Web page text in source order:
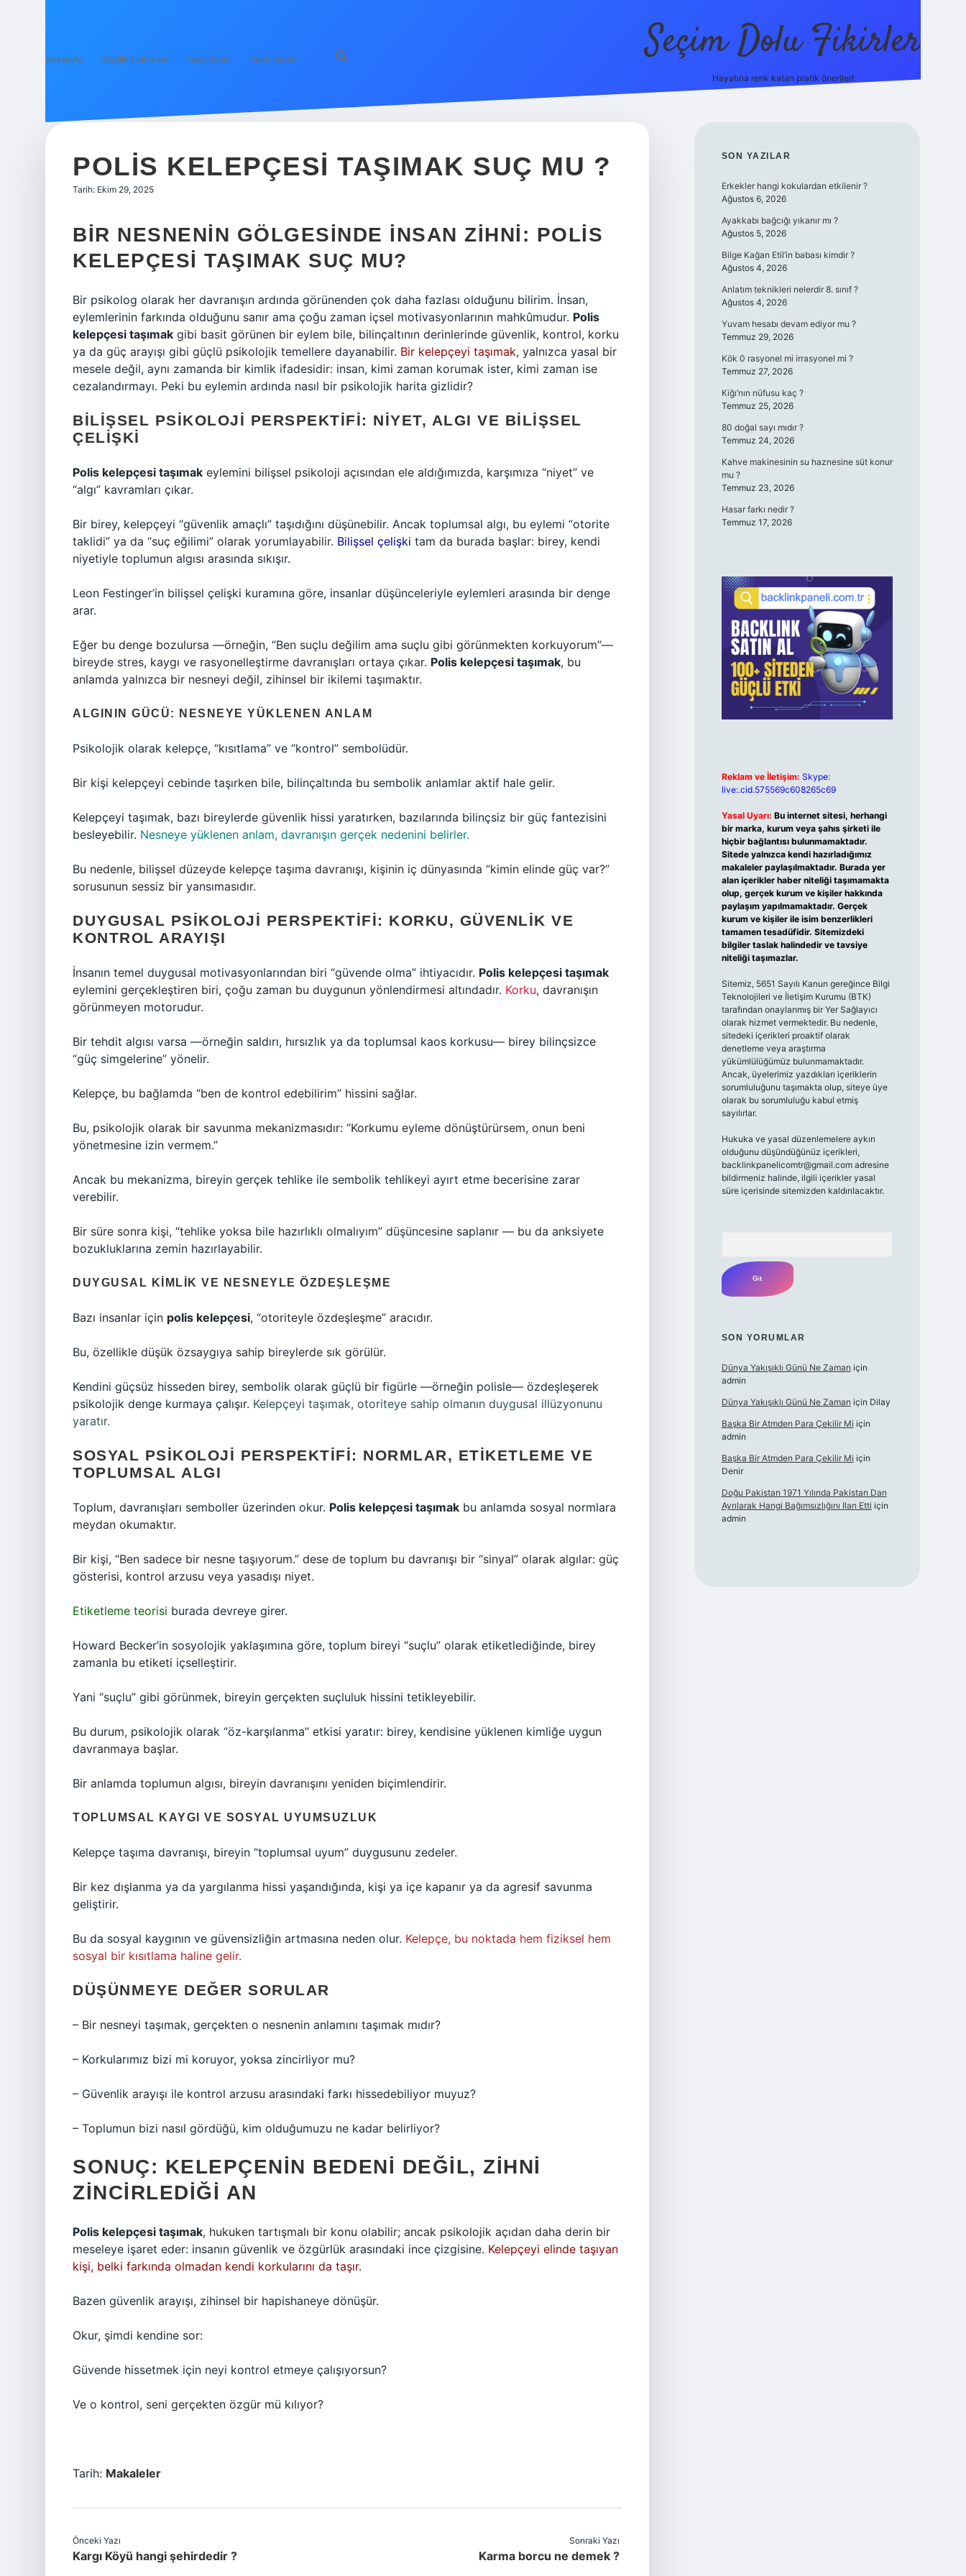
Anasayfa Gizlilik Politikası Yasal Uyarı Hakkımızda Seçim Dolu Fikirler
Hayatına renk katan pratik öneriler!
POLIS KELEPÇESI TAŞIMAK SUÇ MU ?
Tarih: Ekim 29, 2025
BIR NESNENIN GÖLGESINDE İNSAN ZIHNI: POLIS
KELEPÇESI TAŞIMAK SUÇ MU?
Bir psikolog olarak her davranışın ardında görünenden çok daha fazlası olduğunu bilirim. İnsan,
eylemlerinin farkında olduğunu sanır ama çoğu zaman içsel motivasyonlarının mahkûmudur. Polis
kelepçesi taşımak gibi basit görünen bir eylem bile, bilinçaltının derinlerinde güvenlik, kontrol, korku
ya da güç arayışı gibi güçlü psikolojik temellere dayanabilir. Bir kelepçeyi taşımak, yalnızca yasal bir
mesele değil, aynı zamanda bir kimlik ifadesidir: insan, kimi zaman korumak ister, kimi zaman ise
cezalandırmayı. Peki bu eylemin ardında nasıl bir psikolojik harita gizlidir?
BILIŞSEL PSIKOLOJI PERSPEKTIFI: NIYET, ALGI VE BILIŞSEL
ÇELIŞKI
Polis kelepçesi taşımak eylemini bilişsel psikoloji açısından ele aldığımızda, karşımıza “niyet” ve
“algı” kavramları çıkar.
Bir birey, kelepçeyi “güvenlik amaçlı” taşıdığını düşünebilir. Ancak toplumsal algı, bu eylemi “otorite
taklidi” ya da “suç eğilimi” olarak yorumlayabilir. Bilişsel çelişki tam da burada başlar: birey, kendi
niyetiyle toplumun algısı arasında sıkışır.
Leon Festinger’in bilişsel çelişki kuramına göre, insanlar düşünceleriyle eylemleri arasında bir denge
arar.
Eğer bu denge bozulursa —örneğin, “Ben suçlu değilim ama suçlu gibi görünmekten korkuyorum”—
bireyde stres, kaygı ve rasyonelleştirme davranışları ortaya çıkar. Polis kelepçesi taşımak, bu
anlamda yalnızca bir nesneyi değil, zihinsel bir ikilemi taşımaktır.
ALGININ GÜCÜ: NESNEYE YÜKLENEN ANLAM
Psikolojik olarak kelepçe, “kısıtlama” ve “kontrol” sembolüdür.
Bir kişi kelepçeyi cebinde taşırken bile, bilinçaltında bu sembolik anlamlar aktif hale gelir.
Kelepçeyi taşımak, bazı bireylerde güvenlik hissi yaratırken, bazılarında bilinçsiz bir güç fantezisini
besleyebilir. Nesneye yüklenen anlam, davranışın gerçek nedenini belirler.
Bu nedenle, bilişsel düzeyde kelepçe taşıma davranışı, kişinin iç dünyasında “kimin elinde güç var?”
sorusunun sessiz bir yansımasıdır.
DUYGUSAL PSIKOLOJI PERSPEKTIFI: KORKU, GÜVENLIK VE
KONTROL ARAYIŞI
İnsanın temel duygusal motivasyonlarından biri “güvende olma” ihtiyacıdır. Polis kelepçesi taşımak
eylemini gerçekleştiren biri, çoğu zaman bu duygunun yönlendirmesi altındadır. Korku, davranışın
görünmeyen motorudur.
Bir tehdit algısı varsa —örneğin saldırı, hırsızlık ya da toplumsal kaos korkusu— birey bilinçsizce
“güç simgelerine” yönelir.
Kelepçe, bu bağlamda “ben de kontrol edebilirim” hissini sağlar.
Bu, psikolojik olarak bir savunma mekanizmasıdır: “Korkumu eyleme dönüştürürsem, onun beni
yönetmesine izin vermem.”
Ancak bu mekanizma, bireyin gerçek tehlike ile sembolik tehlikeyi ayırt etme becerisine zarar
verebilir.
Bir süre sonra kişi, “tehlike yoksa bile hazırlıklı olmalıyım” düşüncesine saplanır — bu da anksiyete
bozukluklarına zemin hazırlayabilir.
DUYGUSAL KIMLIK VE NESNEYLE ÖZDEŞLEŞME
Bazı insanlar için polis kelepçesi, “otoriteyle özdeşleşme” aracıdır.
Bu, özellikle düşük özsaygıya sahip bireylerde sık görülür.
Kendini güçsüz hisseden birey, sembolik olarak güçlü bir figürle —örneğin polisle— özdeşleşerek
psikolojik denge kurmaya çalışır. Kelepçeyi taşımak, otoriteye sahip olmanın duygusal illüzyonunu
yaratır.
SOSYAL PSIKOLOJI PERSPEKTIFI: NORMLAR, ETIKETLEME VE
TOPLUMSAL ALGI
Toplum, davranışları semboller üzerinden okur. Polis kelepçesi taşımak bu anlamda sosyal normlara
meydan okumaktır.
Bir kişi, “Ben sadece bir nesne taşıyorum.” dese de toplum bu davranışı bir “sinyal” olarak algılar: güç
gösterisi, kontrol arzusu veya yasadışı niyet.
Etiketleme teorisi burada devreye girer.
Howard Becker’in sosyolojik yaklaşımına göre, toplum bireyi “suçlu” olarak etiketlediğinde, birey
zamanla bu etiketi içselleştirir.
Yani “suçlu” gibi görünmek, bireyin gerçekten suçluluk hissini tetikleyebilir.
Bu durum, psikolojik olarak “öz-karşılanma” etkisi yaratır: birey, kendisine yüklenen kimliğe uygun
davranmaya başlar.
Bir anlamda toplumun algısı, bireyin davranışını yeniden biçimlendirir.
TOPLUMSAL KAYGI VE SOSYAL UYUMSUZLUK
Kelepçe taşıma davranışı, bireyin “toplumsal uyum” duygusunu zedeler.
Bir kez dışlanma ya da yargılanma hissi yaşandığında, kişi ya içe kapanır ya da agresif savunma
geliştirir.
Bu da sosyal kaygının ve güvensizliğin artmasına neden olur. Kelepçe, bu noktada hem fiziksel hem
sosyal bir kısıtlama haline gelir.
DÜŞÜNMEYE DEĞER SORULAR
– Bir nesneyi taşımak, gerçekten o nesnenin anlamını taşımak mıdır?
– Korkularımız bizi mi koruyor, yoksa zincirliyor mu?
– Güvenlik arayışı ile kontrol arzusu arasındaki farkı hissedebiliyor muyuz?
– Toplumun bizi nasıl gördüğü, kim olduğumuzu ne kadar belirliyor?
SONUÇ: KELEPÇENIN BEDENI DEĞIL, ZIHNI
ZINCIRLEDIĞI AN
Polis kelepçesi taşımak, hukuken tartışmalı bir konu olabilir; ancak psikolojik açıdan daha derin bir
meseleye işaret eder: insanın güvenlik ve özgürlük arasındaki ince çizgisine. Kelepçeyi elinde taşıyan
kişi, belki farkında olmadan kendi korkularını da taşır.
Bazen güvenlik arayışı, zihinsel bir hapishaneye dönüşür.
Okur, şimdi kendine sor:
Güvende hissetmek için neyi kontrol etmeye çalışıyorsun?
Ve o kontrol, seni gerçekten özgür mü kılıyor?
Tarih: Makaleler
Önceki Yazı
Kargı Köyü hangi şehirdedir ?
Sonraki Yazı
Karma borcu ne demek ?
SIDEBAR
SON YAZILAR
Erkekler hangi kokulardan etkilenir ?
Ağustos 6, 2026
Ayakkabı bağcığı yıkanır mı ?
Ağustos 5, 2026
Bilge Kağan Etil’in babası kimdir ?
Ağustos 4, 2026
Anlatım teknikleri nelerdir 8. sınıf ?
Ağustos 4, 2026
Yuvam hesabı devam ediyor mu ?
Temmuz 29, 2026
Kök 0 rasyonel mi irrasyonel mi ?
Temmuz 27, 2026
Kiğı’nın nüfusu kaç ?
Temmuz 25, 2026
80 doğal sayı mıdır ?
Temmuz 24, 2026
Kahve makinesinin su haznesine süt konur
mu ?
Temmuz 23, 2026
Hasar farkı nedir ?
Temmuz 17, 2026
Reklam ve İletişim: Skype:
live:.cid.575569c608265c69
Yasal Uyarı: Bu internet sitesi, herhangi
bir marka, kurum veya şahıs şirketi ile
hiçbir bağlantısı bulunmamaktadır.
Sitede yalnızca kendi hazırladığımız
makaleler paylaşılmaktadır. Burada yer
alan içerikler haber niteliği taşımamakta
olup, gerçek kurum ve kişiler hakkında
paylaşım yapılmamaktadır. Gerçek
kurum ve kişiler ile isim benzerlikleri
tamamen tesadüfidir. Sitemizdeki
bilgiler taslak halindedir ve tavsiye
niteliği taşımazlar.
Sitemiz, 5651 Sayılı Kanun gereğince Bilgi
Teknolojileri ve İletişim Kurumu (BTK)
tarafından onaylanmış bir Yer Sağlayıcı
olarak hizmet vermektedir. Bu nedenle,
sitedeki içerikleri proaktif olarak
denetleme veya araştırma
yükümlülüğümüz bulunmamaktadır.
Ancak, üyelerimiz yazdıkları içeriklerin
sorumluluğunu taşımakta olup, siteye üye
olarak bu sorumluluğu kabul etmiş
sayılırlar.
Hukuka ve yasal düzenlemelere aykırı
olduğunu düşündüğünüz içerikleri,
backlinkpanelicomtr@gmail.comadresine
bildirmeniz halinde, ilgili içerikler yasal
süre içerisinde sitemizden kaldırılacaktır.
SON YORUMLAR
Dünya Yakışıklı Günü Ne Zaman için
admin
Dünya Yakışıklı Günü Ne Zaman için Dilay
Başka Bir Atmden Para Çekilir Mi için
admin
Başka Bir Atmden Para Çekilir Mi için
Denir
Doğu Pakistan 1971 Yılında Pakistan Dan
Ayrılarak Hangi Bağımsızlığını Ilan Etti için
admin